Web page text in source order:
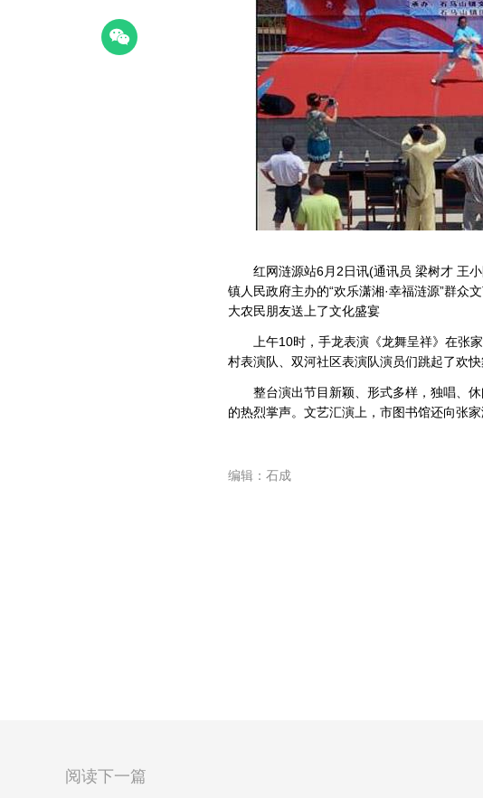
红网涟源站6月2日讯(通讯员 梁树才 王小
镇人民政府主办的“欢乐潇湘·幸福涟源”群众
大农民朋友送上了文化盛宴
上午10时，手龙表演《龙舞呈祥》在张家
村表演队、双河社区表演队演员们跳起了欢快
整台演出节目新颖、形式多样，独唱、休
的热烈掌声。文艺汇演上，市图书馆还向张
编辑：石成
阅读下一篇